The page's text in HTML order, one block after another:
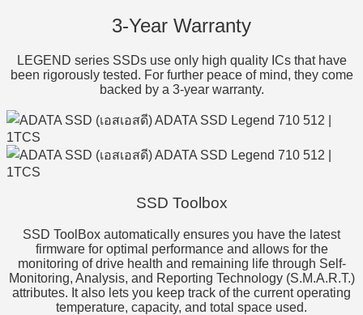
3-Year Warranty
LEGEND series SSDs use only high quality ICs that have
been rigorously tested. For further peace of mind, they come
backed by a 3-year warranty.
SSD Toolbox
SSD ToolBox automatically ensures you have the latest
firmware for optimal performance and allows for the
monitoring of drive health and remaining life through Self-
Monitoring, Analysis, and Reporting Technology (S.M.A.R.T.)
attributes. It also lets you keep track of the current operating
temperature, capacity, and total space used.